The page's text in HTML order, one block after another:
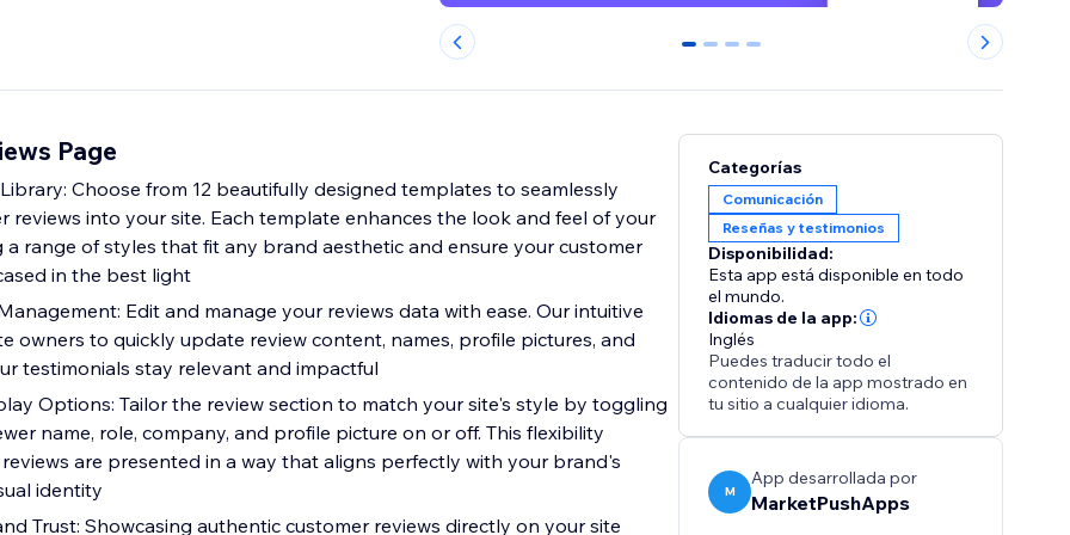
0 1 2 3
Page
Choose from 12 beautifully designed templates to seamlessly
reviews into your site. Each template enhances the look and feel of your
a range of styles that fit any brand aesthetic and ensure your customer
in the best light
Edit and manage your reviews data with ease. Our intuitive
owners to quickly update review content, names, profile pictures, and
testimonials stay relevant and impactful
Options: Tailor the review section to match your site's style by toggling
name, role, company, and profile picture on or off. This flexibility
are presented in a way that aligns perfectly with your brand's
identity
Trust: Showcasing authentic customer reviews directly on your site
Categorías
Comunicación
Reseñas y testimonios
Disponibilidad:
Esta app está disponible en todo
el mundo.
Idiomas de la app:
Inglés
Puedes traducir todo el
contenido de la app mostrado en
tu sitio a cualquier idioma.
M
App desarrollada por
MarketPushApps